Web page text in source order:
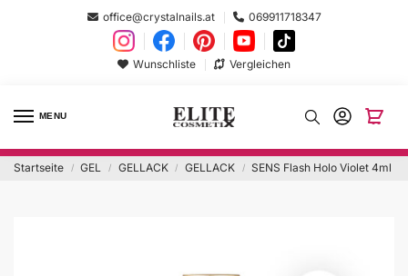
office@crystalnails.at 069911718347
Wunschliste Vergleichen
MENU
Startseite / GEL / GELLACK / GELLACK / SENS Flash Holo Violet 4ml